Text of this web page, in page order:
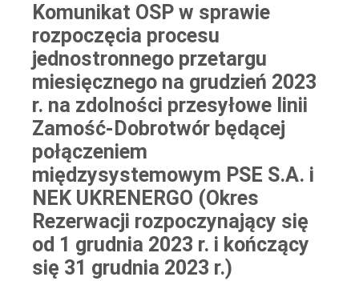
Komunikat OSP w sprawie
rozpoczęcia procesu
jednostronnego przetargu
miesięcznego na grudzień 2023
r. na zdolności przesyłowe linii
Zamość-Dobrotwór będącej
połączeniem
międzysystemowym PSE S.A. i
NEK UKRENERGO (Okres
Rezerwacji rozpoczynający się
od 1 grudnia 2023 r. i kończący
się 31 grudnia 2023 r.)